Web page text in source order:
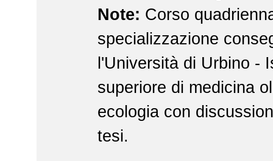
Note: Corso
specializzazione
l'Università di Urbino -
superiore di medicina
ecologia con
tesi.